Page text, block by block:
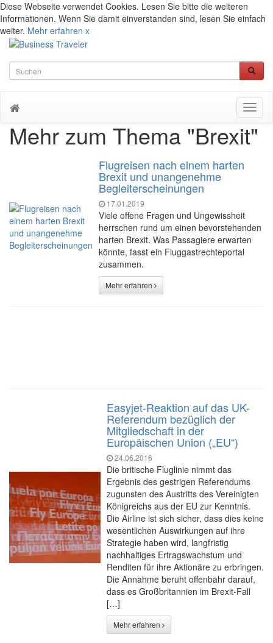
Diese Webseite verwendet Cookies. Lesen Sie bitte die weiteren
Informationen. Wenn Sie damit einverstanden sind, lesen Sie einfach
weiter. Mehr erfahren x
Mehr zum Thema "Brexit"
Flugreisen nach einem harten
Brexit und unangenehme
Begleiterscheinungen
17.01.2019
Viele offene Fragen und Ungewissheit
herrschen rund um einen bevorstehenden
harten Brexit. Was Passagiere erwarten
könnte, fasst ein Fluggastrechteportal
zusammen.
Mehr erfahren
Easyjet-Reaktion auf das UK-
Referendum bezüglich der
Mitgliedschaft in der
Europäischen Union („EU“)
24.06.2016
Die britische Fluglinie nimmt das
Ergebnis des gestrigen Referendums
zugunsten des Austritts des Vereinigten
Königreichs aus der EU zur Kenntnis.
Die Airline ist sich sicher, dass dies keine
wesentlichen Auswirkungen auf ihre
Strategie haben wird, langfristig
nachhaltiges Ertragswachstum und
Renditen für ihre Aktionäre zu erbringen.
Die Annahme beruht offenbahr darauf,
dass es Großbritannien im Brexit-Fall
[…]
Mehr erfahren